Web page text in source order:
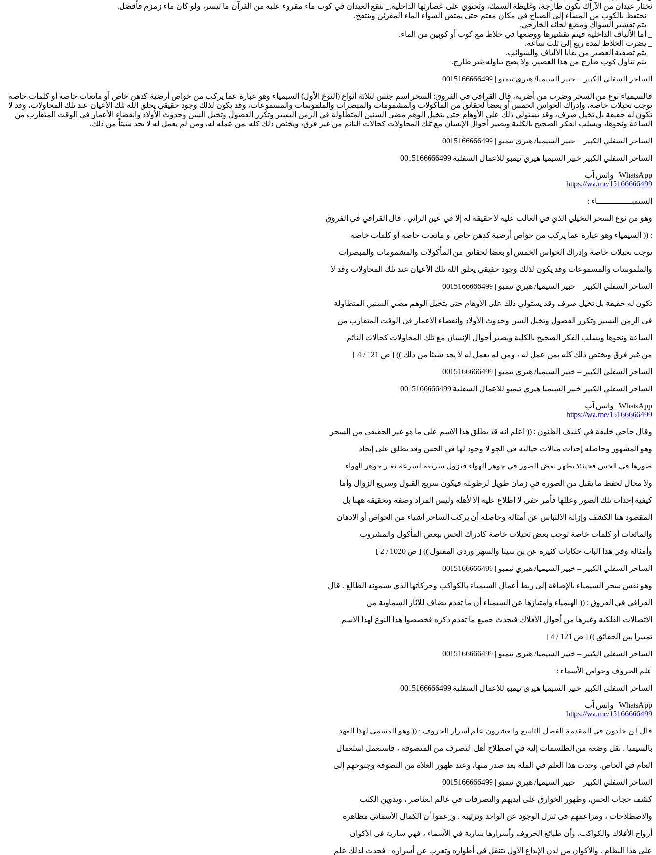
نختار عيدان من الآراك تكون طازجة، وغليظة السمك، وتحتوي على عصارتها الداخلية._ ننقع العيدان في كوب ماء مقروء عليه من القرآن ما تيسر، ولو كان ماء زمزم فأفضل.
_ نحتفظ بالكوب من المساء إلى الصباح في مكان معتم حتى يمتص السواء الماء المقرئن وينتفخ.
_ يتم تقشير السواك ومضغ لحائه الخارجي.
_ أما الألياف الداخلية فيتم تقشيرها ووضعها في خلاط مع كوب أو كوبين من الماء.
_ يضرب الخلاط لمدة ربع إلى ثلث ساعة.
_ يتم تصفية العصير من بقايا الألياف والشوائب.
_ يتم تناول كوب طازج من هذا العصير، ولا يصح تناوله غير طازج.
الساحر السفلي الكبير – خبير السيميا/ هيري تيمبو | 0015166666499
فالسيمياء نوع من السحر وضرب من أضربه، قال القرافي في الفروق: السحر اسم جنس لثلاثة أنواع (النوع الأول) السيمياء وهو عبارة عما يركب من خواص أرضية كدهن خاص أو مائعات خاصة أو كلمات خاصة
توجب تخيلات خاصة، وإدراك الحواس الخمس أو بعضاً لحقائق من المأكولات والمشمومات والمبصرات والملموسات والمسموعات، وقد يكون لذلك وجود حقيقي يخلق الله تلك الأعيان عند تلك المحاولات، وقد لا
تكون له حقيقة بل تخيل صرف، وقد يستولي ذلك على الأوهام حتى يتخيل الوهم مضي السنين المتطاولة في الزمن اليسير وتكرر الفصول وتخيل السن وحدوث الأولاد وانقضاء الأعمار في الوقت المتقارب من
الساعة ونحوها، ويسلب الفكر الصحيح بالكلية ويصير أحوال الإنسان مع تلك المحاولات كحالات النائم من غير فرق، ويختص ذلك كله بمن عمله له، ومن لم يعمل له لا يجد شيئاً من ذلك.
الساحر السفلي الكبير – خبير السيميا/ هيري تيمبو | 0015166666499
الساحر السفلي الكبير خبير السيميا هيري تيمبو للاعمال السفلية 0015166666499
WhatsApp | واتس آب
https://wa.me/15166666499
السيميــــــــــــــاء :
وهو من نوع السحر التخيلي الذي في الغالب عليه لا حقيقة له إلا في عين الرائي . قال القرافي في الفروق
: (( السيمياء وهو عبارة عما يركب من خواص أرضية كدهن خاص أو مائعات خاصة أو كلمات خاصة
توجب تخيلات خاصة وإدراك الحواس الخمس أو بعضا لحقائق من المأكولات والمشمومات والمبصرات
والملموسات والمسموعات وقد يكون لذلك وجود حقيقي يخلق الله تلك الأعيان عند تلك المحاولات وقد لا
الساحر السفلي الكبير – خبير السيميا/ هيري تيمبو | 0015166666499
تكون له حقيقة بل تخيل صرف وقد يستولي ذلك على الأوهام حتى يتخيل الوهم مضي السنين المتطاولة
في الزمن اليسير وتكرر الفصول وتخيل السن وحدوث الأولاد وانقضاء الأعمار في الوقت المتقارب من
الساعة ونحوها ويسلب الفكر الصحيح بالكلية ويصير أحوال الإنسان مع تلك المحاولات كحالات النائم
من غير فرق ويختص ذلك كله بمن عمل له ، ومن لم يعمل له لا يجد شيئا من ذلك )) [ ص 121 / 4 ]
الساحر السفلي الكبير – خبير السيميا/ هيري تيمبو | 0015166666499
الساحر السفلي الكبير خبير السيميا هيري تيمبو للاعمال السفلية 0015166666499
WhatsApp | واتس آب
https://wa.me/15166666499
وقال حاجي خليفة في كشف الظنون : (( اعلم انه قد يطلق هذا الاسم على ما هو غير الحقيقي من السحر
وهو المشهور وحاصله إحداث مثالات خيالية في الجو لا وجود لها في الحس وقد يطلق على إيجاد
صورها في الحس فحينئذ يظهر بعض الصور في جوهر الهواء فتزول سريعة لسرعة تغير جوهر الهواء
ولا مجال لحفظ ما يقبل من الصورة في زمان طويل لرطوبته فيكون سريع القبول وسريع الزوال وأما
كيفية إحداث تلك الصور وعللها فأمر خفي لا اطلاع عليه إلا لأهله وليس المراد وصفه وتحقيقه ههنا بل
المقصود هنا الكشف وإزالة الالتباس عن أمثاله وحاصله أن يركب الساحر أشياء من الخواص أو الادهان
والمائعات أو كلمات خاصة توجب بعض تخيلات خاصة كادراك الحس ببعض المأكول والمشروب
وأمثاله وفي هذا الباب حكايات كثيرة عن بن سينا والسهر وردى المقتول )) [ ص 1020 / 2 ]
الساحر السفلي الكبير – خبير السيميا/ هيري تيمبو | 0015166666499
وهو نفس سحر السيمياء بالإضافة إلى ربط أعمال السيمياء بالكواكب وحركاتها الذي يسمونه الطالع . قال
القرافي في الفروق : (( الهيمياء وامتيازها عن السيمياء أن ما تقدم يضاف للآثار السماوية من
الاتصالات الفلكية وغيرها من أحوال الأفلاك فيحدث جميع ما تقدم ذكره فخصصوا هذا النوع لهذا الاسم
تمييزا بين الحقائق )) [ ص 121 / 4 ]
الساحر السفلي الكبير – خبير السيميا/ هيري تيمبو | 0015166666499
علم الحروف وخواص الأسماء :
الساحر السفلي الكبير خبير السيميا هيري تيمبو للاعمال السفلية 0015166666499
WhatsApp | واتس آب
https://wa.me/15166666499
قال ابن خلدون في المقدمة الفصل التاسع والعشرون علم أسرار الحروف : (( وهو المسمى لهذا العهد
بالسيميا . نقل وضعه من الطلسمات إليه في اصطلاح أهل التصرف من المتصوفة ، فاستعمل استعمال
العام في الخاص. وحدث هذا العلم في الملة بعد صدر منها، وعند ظهور الغلاة من التصوفة وجنوحهم إلى
الساحر السفلي الكبير – خبير السيميا/ هيري تيمبو | 0015166666499
كشف حجاب الحس، وظهور الخوارق على أيديهم والتصرفات في عالم العناصر ، وتدوين الكتب
والاصطلاحات ، ومزاعمهم في تنزل الوجود عن الواحد وترتيبه . وزعموا أن الكمال الأسمائي مظاهره
أرواح الأفلاك والكواكب، وأن طبائع الحروف وأسرارها سارية في الأسماء ، فهي سارية في الأكوان
على هذا النظام . والأكوان من لدن الإبداع الأول تتنقل في أطواره وتعرب عن أسراره ، فحدث لذلك علم